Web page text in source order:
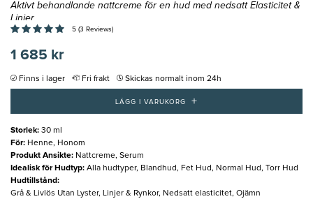
Aktivt behandlande nattcreme för en hud med nedsatt Elasticitet &
Linjer
5 (3 Reviews)
1 685 kr
Finns i lager Fri frakt Skickas normalt inom 24h
LÄGG I VARUKORG +
Storlek: 30 ml
För: Henne, Honom
Produkt Ansikte: Nattcreme, Serum
Idealisk för Hudtyp: Alla hudtyper, Blandhud, Fet Hud, Normal Hud, Torr Hud
Hudtillstånd:
Grå & Livlös Utan Lyster, Linjer & Rynkor, Nedsatt elasticitet, Ojämn